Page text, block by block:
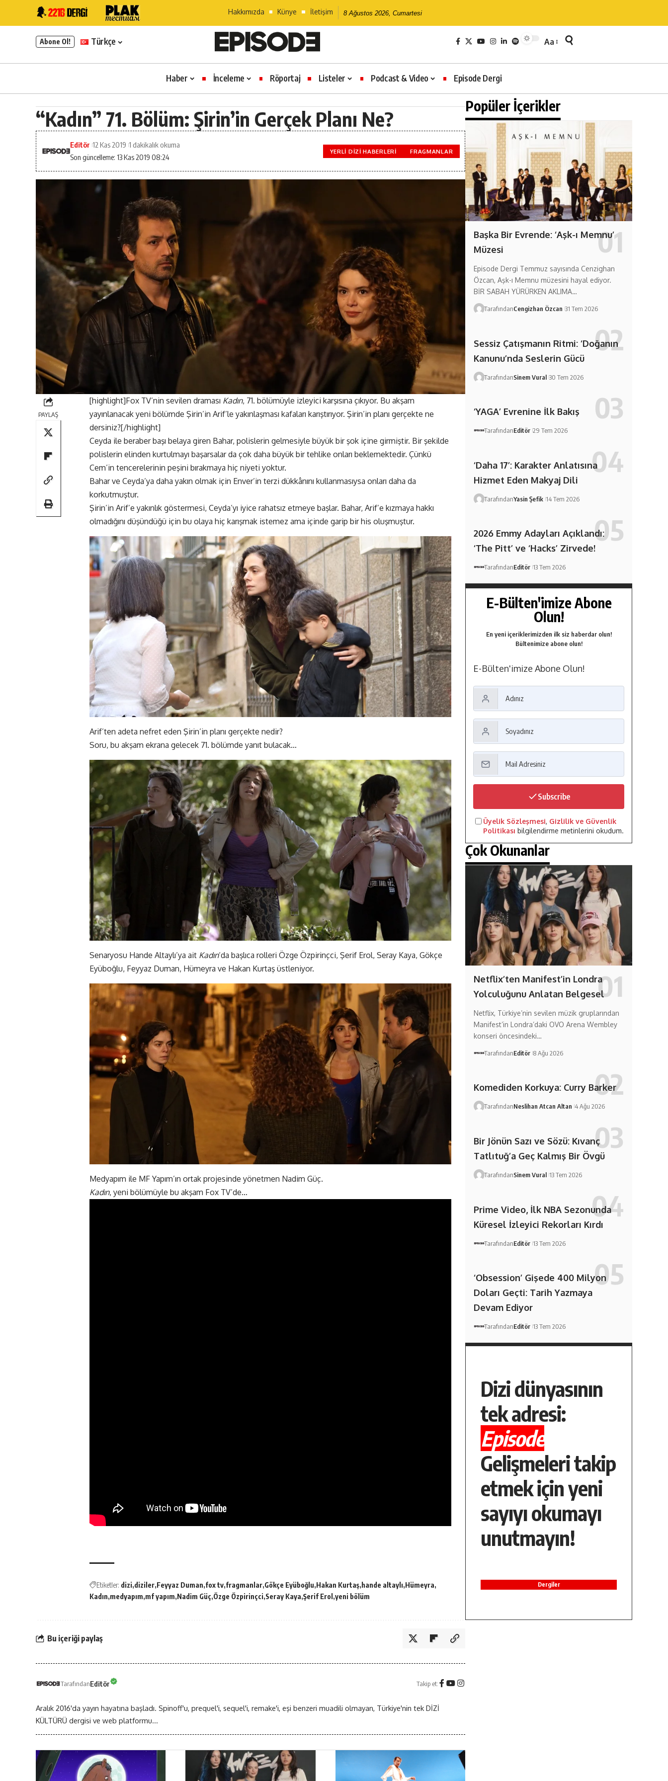
Hakkımızda Künye İletişim 8 Ağustos 2026, Cumartesi
Abone Ol! Türkçe Aa
Haber İnceleme Röportaj Listeler Podcast & Video Episode Dergi
“Kadın” 71. Bölüm: Şirin’in Gerçek Planı Ne?
Son güncelleme: 13 Kas 2019 08:24
Editör 12 Kas 2019 1 dakikalık okuma
YERLI DIZI HABERLERI FRAGMANLAR
PAYLAŞ
[highlight]Fox TV’nin sevilen draması Kadın, 71. bölümüyle izleyici karşısına çıkıyor. Bu akşam
yayınlanacak yeni bölümde Şirin’in Arif’le yakınlaşması kafaları karıştırıyor. Şirin’in planı gerçekte ne
dersiniz?[/highlight]
Ceyda ile beraber başı belaya giren Bahar, polislerin gelmesiyle büyük bir şok içine girmiştir. Bir şekilde
polislerin elinden kurtulmayı başarsalar da çok daha büyük bir tehlike onları beklemektedir. Çünkü
Cem’in tencerelerinin peşini bırakmaya hiç niyeti yoktur.
Bahar ve Ceyda’ya daha yakın olmak için Enver’in terzi dükkânını kullanmasıysa onları daha da
korkutmuştur.
Şirin’in Arif’e yakınlık göstermesi, Ceyda’yı iyice rahatsız etmeye başlar. Bahar, Arif’e kızmaya hakkı
olmadığını düşündüğü için bu olaya hiç karışmak istemez ama içinde garip bir his oluşmuştur.
Arif’ten adeta nefret eden Şirin’in planı gerçekte nedir?
Soru, bu akşam ekrana gelecek 71. bölümde yanıt bulacak…
Senaryosu Hande Altaylı’ya ait Kadın‘da başlıca rolleri Özge Özpirinçci, Şerif Erol, Seray Kaya, Gökçe
Eyüboğlu, Feyyaz Duman, Hümeyra ve Hakan Kurtaş üstleniyor.
Medyapım ile MF Yapım’ın ortak projesinde yönetmen Nadim Güç.
Kadın, yeni bölümüyle bu akşam Fox TV’de…
Etiketler: dizi diziler Feyyaz Duman fox tv fragmanlar Gökçe Eyüboğlu Hakan Kurtaş hande altaylı Hümeyra
Kadın medyapım mf yapım Nadim Güç Özge Özpirinçci Seray Kaya Şerif Erol yeni bölüm
Bu içeriği paylaş
TarafındanEditör Takip et:
Aralık 2016'da yayın hayatına başladı. Spinoff'u, prequel'i, sequel'i, remake'i, eşi benzeri muadili olmayan, Türkiye'nin tek DİZİ
KÜLTÜRÜ dergisi ve web platformu...
Popüler İçerikler
Başka Bir Evrende: ‘Aşk-ı Memnu’
Müzesi
Episode Dergi Temmuz sayısında Cenzighan
Özcan, Aşk-ı Memnu müzesini hayal ediyor.
BİR SABAH YÜRÜRKEN AKLIMA…
TarafındanCengizhan Özcan 31 Tem 2026
Sessiz Çatışmanın Ritmi: ‘Doğanın
Kanunu’nda Seslerin Gücü
TarafındanSinem Vural 30 Tem 2026
‘YAGA’ Evrenine İlk Bakış
TarafındanEditör 29 Tem 2026
‘Daha 17’: Karakter Anlatısına
Hizmet Eden Makyaj Dili
TarafındanYasin Şefik 14 Tem 2026
2026 Emmy Adayları Açıklandı:
‘The Pitt’ ve ‘Hacks’ Zirvede!
TarafındanEditör 13 Tem 2026
E-Bülten'imize Abone
Olun!
En yeni içeriklerimizden ilk siz haberdar olun!
Bültenimize abone olun!
E-Bülten'imize Abone Olun!
Subscribe
Üyelik Sözleşmesi, Gizlilik ve Güvenlik
Politikası bilgilendirme metinlerini okudum.
Çok Okunanlar
Netflix’ten Manifest’in Londra
Yolculuğunu Anlatan Belgesel
Netflix, Türkiye’nin sevilen müzik gruplarından
Manifest’in Londra’daki OVO Arena Wembley
konseri öncesindeki…
TarafındanEditör 8 Ağu 2026
Komediden Korkuya: Curry Barker
TarafındanNeslihan Atcan Altan 4 Ağu 2026
Bir Jönün Sazı ve Sözü: Kıvanç
Tatlıtuğ’a Geç Kalmış Bir Övgü
TarafındanSinem Vural 13 Tem 2026
Prime Video, İlk NBA Sezonunda
Küresel İzleyici Rekorları Kırdı
TarafındanEditör 13 Tem 2026
‘Obsession’ Gişede 400 Milyon
Doları Geçti: Tarih Yazmaya
Devam Ediyor
TarafındanEditör 13 Tem 2026
Dizi dünyasının
tek adresi:
Episode
Gelişmeleri takip
etmek için yeni
sayıyı okumayı
unutmayın!
Dergiler